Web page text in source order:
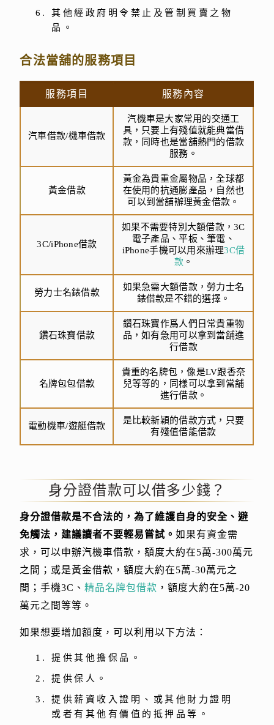
其他經政府明令禁止及管制買賣之物
品。
合法當舖的服務項目
服務項目 服務內容
汽車借款/機車借款
汽機車是大家常用的交通工
具，只要上有殘值就能典當借
款，同時也是當舖熱門的借款
服務。
黃金借款
黃金為貴重金屬物品，全球都
在使用的抗通膨產品，自然也
可以到當舖辦理黃金借款。
3C/iPhone借款
如果不需要特別大額借款，3C
電子產品、平板、筆電、
iPhone手機可以用來辦理3C借
款。
勞力士名錶借款
如果急需大額借款，勞力士名
錶借款是不錯的選擇。
鑽石珠寶借款
鑽石珠寶作爲人們日常貴重物
品，如有急用可以拿到當舖進
行借款
名牌包包借款
貴重的名牌包，像是LV跟香奈
兒等等的，同樣可以拿到當舖
進行借款。
電動機車/遊艇借款
是比較新穎的借款方式，只要
有殘值借能借款
身分證借款可以借多少錢？
身分證借款是不合法的，為了維護自身的安全、避
免觸法，建議讀者不要輕易嘗試。如果有資金需
求，可以申辦汽機車借款，額度大約在5萬-300萬元
之間；或是黃金借款，額度大約在5萬-30萬元之
間；手機3C、精品名牌包借款 ，額度大約在5萬-20
萬元之間等等。
如果想要增加額度，可以利用以下方法：
提供其他擔保品。
提供保人。
提供薪資收入證明、或其他財力證明
或者有其他有價值的抵押品等。